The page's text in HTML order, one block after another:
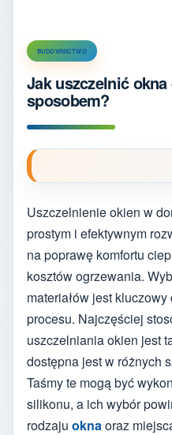
BUDOWNICTWO
Jak uszczelnić
sposobem?
Uszczelnienie okien w
prostym i efektywnym
na poprawę komfortu
kosztów ogrzewania.
materiałów jest
procesu. Najczęściej
uszczelniania okien jest
dostępna jest w różnych
Taśmy te mogą być
silikonu, a ich wybór
rodzaju okna oraz